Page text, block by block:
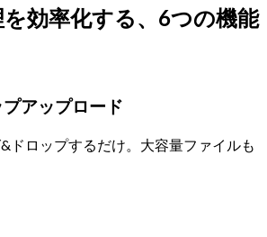
効率化する、6つの機能
アップロード
ドロップするだけ。大容量ファイルも